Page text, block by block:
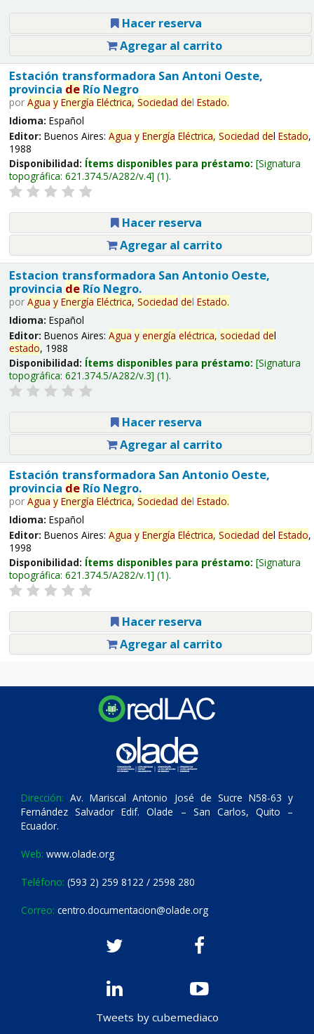
Hacer reserva
Agregar al carrito
Estación transformadora San Antoni Oeste,
provincia deRío Negro
por Agua y Energía Eléctrica, Sociedad del Estado.
Idioma: Español
Editor: Buenos Aires: Agua y Energía Eléctrica, Sociedad del Estado,
1988
Disponibilidad: Ítems disponibles para préstamo: Signatura
topográfica: 621.374.5/A282/v.4 (1).
Hacer reserva
Agregar al carrito
Estacion transformadora San Antonio Oeste,
provincia deRío Negro.
por Agua y Energía Eléctrica, Sociedad del Estado.
Idioma: Español
Editor: Buenos Aires: Agua y energía eléctrica, sociedad del
estado, 1988
Disponibilidad: Ítems disponibles para préstamo: Signatura
topográfica: 621.374.5/A282/v.3 (1).
Hacer reserva
Agregar al carrito
Estación transformadora San Antonio Oeste,
provincia deRío Negro.
por Agua y Energía Eléctrica, Sociedad del Estado.
Idioma: Español
Editor: Buenos Aires: Agua y Energía Eléctrica, Sociedad del Estado,
1998
Disponibilidad: Ítems disponibles para préstamo: Signatura
topográfica: 621.374.5/A282/v.1 (1).
Hacer reserva
Agregar al carrito
Dirección: Av. Mariscal Antonio José de Sucre N58-63 y
Fernández Salvador Edif. Olade – San Carlos, Quito –
Ecuador.
Web: www.olade.org
Teléfono: (593 2) 259 8122 / 2598 280
Correo: centro.documentacion@olade.org
Tweets by cubemediaco